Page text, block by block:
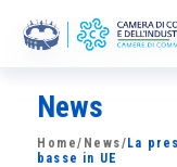
La Camera
News
News
Home/ News/ La
basse in UE